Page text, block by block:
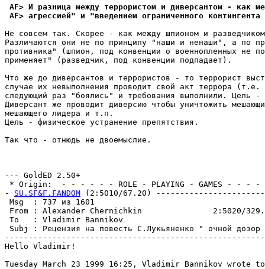
AF> И разница между террористом и диверсантом - как
AF> агрессией" и "введением ограниченного
Не совсем так. Скорее - как между шпионом и
Различаются они не по принципу "наши и ненаши", а по
противника" (шпион, под конвенции о военнопленных не
применяет" (разведчик, под конвенции подпадает).
Что же до диверсантов и террористов - то террорист
случае их невыполнения проводит свой акт террора
следующий раз "боялись" и требования выполнили. Цель
Диверсант же проводит диверсию чтобы уничтожить
мешающего лидера и т.п.
Цель - физическое устранение препятствия.
Так что - отнюдь не двоемыслие.
--- GoldED 2.50+
* Origin:  - - - - - - ROLE - PLAYING - GAMES - - -
- SU.SF&F.FANDOM (2:5010/67.20)
Msg  : 737
From : Alexander Chernichkin               2:5020/
To   : Vladimir Bannikov
Subj : Рецензия на повесть С.Лукьяненко "
Hello Vladimir!
Tuesday March 23 1999 16:25, Vladimir Bannikov wrote